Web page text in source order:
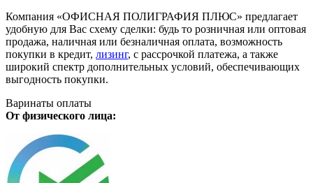
Компания «ОФИСНАЯ ПОЛИГРАФИЯ ПЛЮС» предлагает
удобную для Вас схему сделки: будь то розничная или оптовая
продажа, наличная или безналичная оплата, возможность
покупки в кредит, лизинг, с рассрочкой платежа, а также
широкий спектр дополнительных условий, обеспечивающих
выгодность покупки.
Варинаты оплаты
От физического лица: